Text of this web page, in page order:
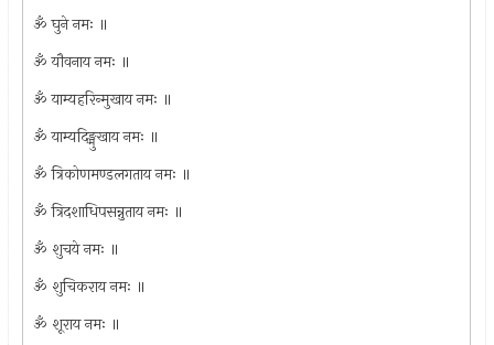
ॐ घुने नमः ॥
ॐ यौवनाय नमः ॥
ॐ याम्यहरिन्मुखाय नमः ॥
ॐ याम्यदिङ्मुखाय नमः ॥
ॐ त्रिकोणमण्डलगताय नमः ॥
ॐ त्रिदशाधिपसन्नुताय नमः ॥
ॐ शुचये नमः ॥
ॐ शुचिकराय नमः ॥
ॐ शूराय नमः ॥